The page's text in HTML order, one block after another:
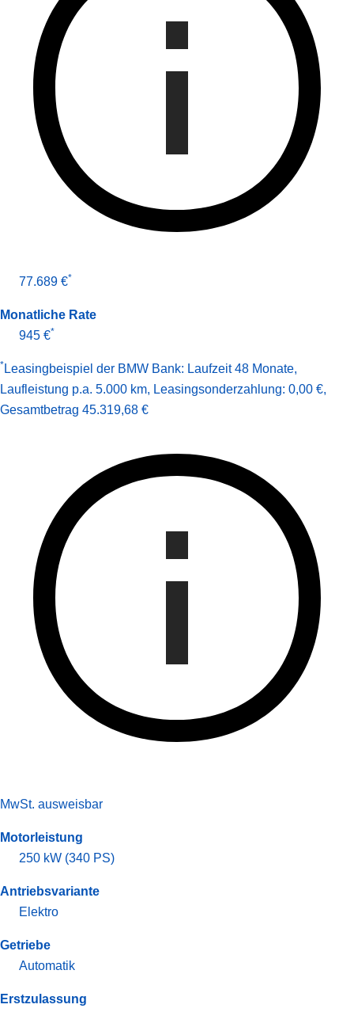
77.689 €*
Monatliche Rate
945 €*
*Leasingbeispiel der BMW Bank: Laufzeit 48 Monate,
Laufleistung p.a. 5.000 km, Leasingsonderzahlung: 0,00 €,
Gesamt­betrag 45.319,68 €
MwSt. ausweisbar
Motorleistung
250 kW (340 PS)
Antriebsvariante
Elektro
Getriebe
Automatik
Erstzulassung